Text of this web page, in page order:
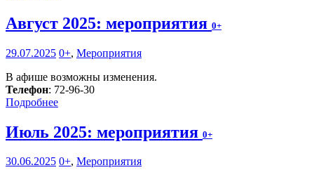
Август 2025: мероприятия 0+
29.07.2025 0+, Мероприятия
В афише возможны изменения.
Телефон: 72-96-30
Подробнее
Июль 2025: мероприятия 0+
30.06.2025 0+, Мероприятия